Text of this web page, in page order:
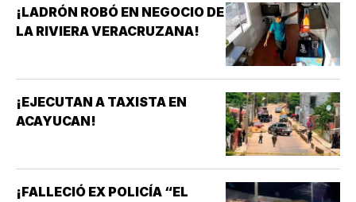
¡LADRÓN ROBÓ EN NEGOCIO DE
LA RIVIERA VERACRUZANA!
¡EJECUTAN A TAXISTA EN
ACAYUCAN!
¡FALLECIÓ EX POLICÍA “EL